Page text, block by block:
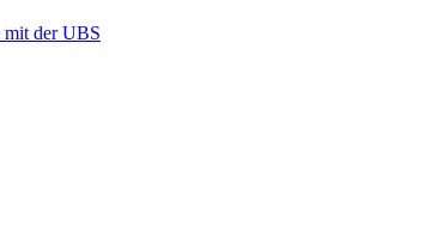
mit der UBS